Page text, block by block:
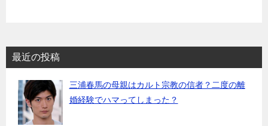
最近の投稿
三浦春馬の母親はカルト宗教の信者？二度の離
婚経験でハマってしまった？